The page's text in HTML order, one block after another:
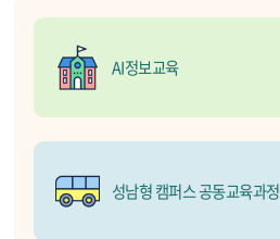
AI정보교육
성남형 캠퍼스 공동교육과정